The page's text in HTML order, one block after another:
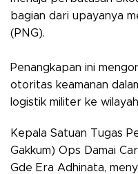
bagian dari upayanya
(PNG).
Penangkapan ini
otoritas keamanan
logistik militer ke
Kepala Satuan Tugas
Gakkum) Ops Damai
Gde Era Adhinata,